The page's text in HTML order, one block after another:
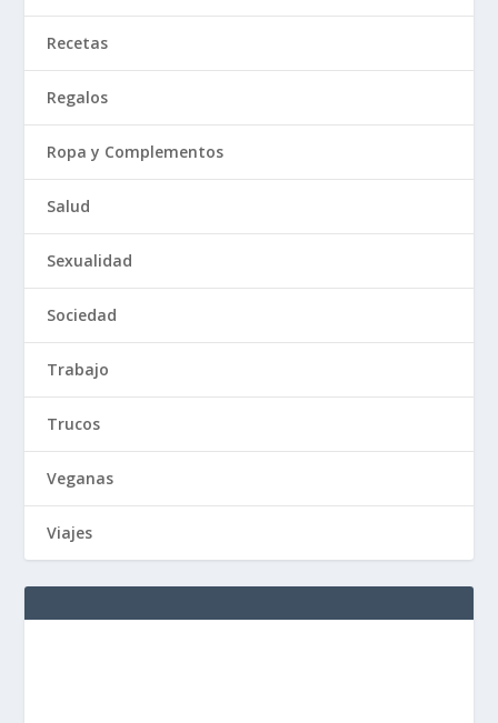
Recetas
Regalos
Ropa y Complementos
Salud
Sexualidad
Sociedad
Trabajo
Trucos
Veganas
Viajes